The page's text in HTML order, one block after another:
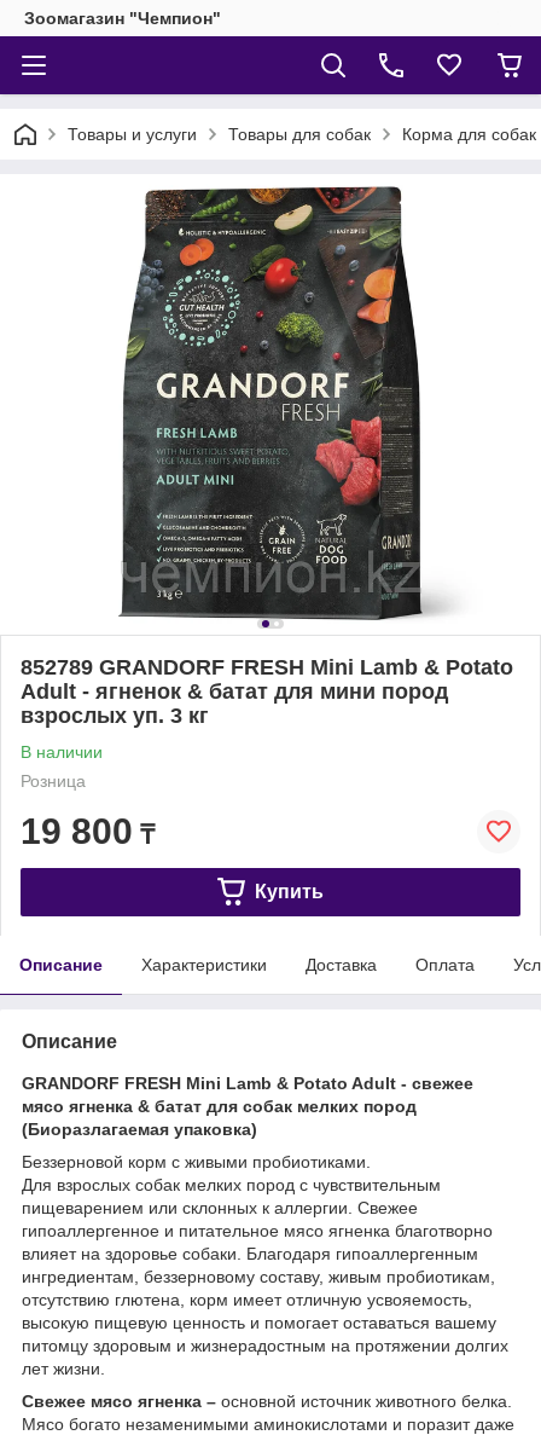
Зоомагазин "Чемпион"
Товары и услуги Товары для собак Корма для собак
852789 GRANDORF FRESH Mini Lamb & Potato
Adult - ягненок & батат для мини пород
взрослых уп. 3 кг
В наличии
Розница
19 800 ₸
Купить
Описание Характеристики Доставка Оплата
Описание
GRANDORF FRESH Mini Lamb & Potato Adult - свежее
мясо ягненка & батат для собак мелких пород
(Биоразлагаемая упаковка)
Беззерновой корм с живыми пробиотиками.
Для взрослых собак мелких пород с чувствительным
пищеварением или склонных к аллергии. Свежее
гипоаллергенное и питательное мясо ягненка благотворно
влияет на здоровье собаки. Благодаря гипоаллергенным
ингредиентам, беззерновому составу, живым пробиотикам,
отсутствию глютена, корм имеет отличную усвояемость,
высокую пищевую ценность и помогает оставаться вашему
питомцу здоровым и жизнерадостным на протяжении долгих
лет жизни.
Свежее мясо ягненка – основной источник животного белка.
Мясо богато незаменимыми аминокислотами и поразит даже